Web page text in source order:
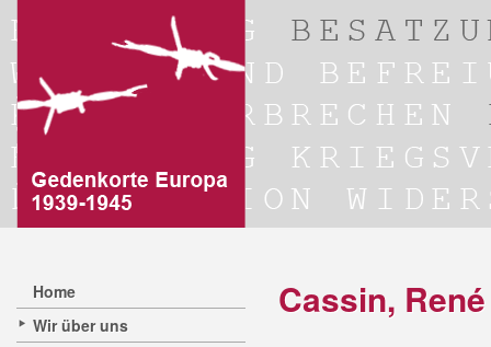
Home
Wir über uns
Cassin,